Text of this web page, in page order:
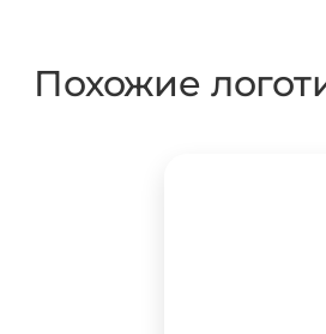
Похожие